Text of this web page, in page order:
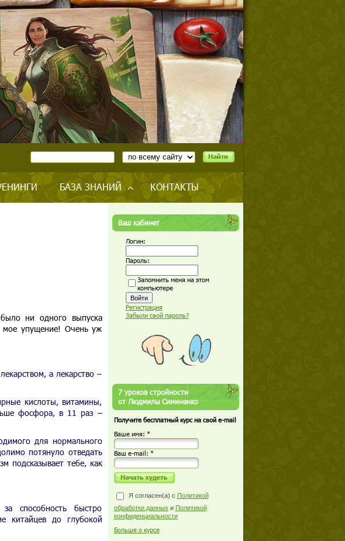
БАЗА ЗНАНИЙ КОНТАКТЫ
ни одного выпуска
мое упущение! Очень уж
а лекарство –
кислоты, витамины,
фосфора, в 11 раз –
для нормального
потянуло отведать
подсказывает тебе, как
способность быстро
китайцев до глубокой
Ваш кабинет
Логин:
Пароль:
Запомнить меня на этом
компьютере
Регистрация
Забыли свой пароль?
7 уроков стройности
от Людмилы Симиненко
Получите бесплатный курс на свой e-mail
Ваше имя: *
Ваш е-mail: *
Я согласен(а) с Политикой
обработки данных и Политикой
конфиденциальности
Больше о курсе